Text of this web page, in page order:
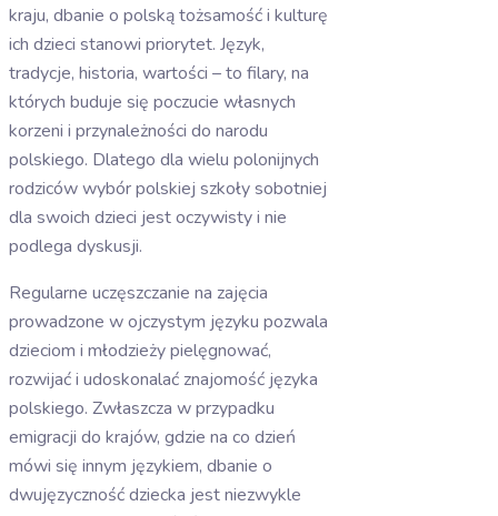
kraju, dbanie o polską tożsamość i kulturę
ich dzieci stanowi priorytet. Język,
tradycje, historia, wartości – to filary, na
których buduje się poczucie własnych
korzeni i przynależności do narodu
polskiego. Dlatego dla wielu polonijnych
rodziców wybór polskiej szkoły sobotniej
dla swoich dzieci jest oczywisty i nie
podlega dyskusji.
Regularne uczęszczanie na zajęcia
prowadzone w ojczystym języku pozwala
dzieciom i młodzieży pielęgnować,
rozwijać i udoskonalać znajomość języka
polskiego. Zwłaszcza w przypadku
emigracji do krajów, gdzie na co dzień
mówi się innym językiem, dbanie o
dwujęzyczność dziecka jest niezwykle